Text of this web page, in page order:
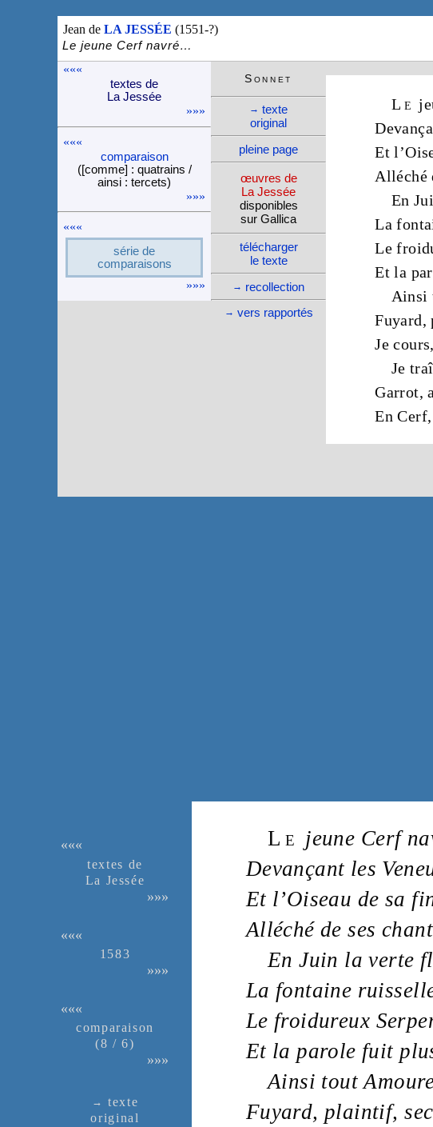
Jean de LA JESSÉE (1551-?)
Le jeune Cerf navré…
«««
textes de
La Jessée
»»»
«««
compa­rai­son
([comme] : quatrains /
ainsi : tercets)
»»»
«««
série de
compa­rai­sons
»»»
Le
Et l’
Alléché
En
La
Le
Et la
Ainsi
Fuyard,
Je
Je
Garrot,
EnCerf,
Son­net
→ texte
ori­ginal
pleine page
œuvres de
La Jessée
dispo­nibles
sur Gallica
télé­charger
le texte
→ recol­lec­tion
→ vers rappor­tés
«««
textes de
La Jessée
»»»
«««
1583
»»»
«««
compa­rai­son
(8 / 6)
»»»
→ texte
ori­ginal
Le jeune Cerf
Devançant les
Et l’Oiseau de sa
Alléché de ses
En Juin laverte
La fontaine
Le froidureux
Et la parole fuit
Ainsi tout
Fuyard, plaintif,sec